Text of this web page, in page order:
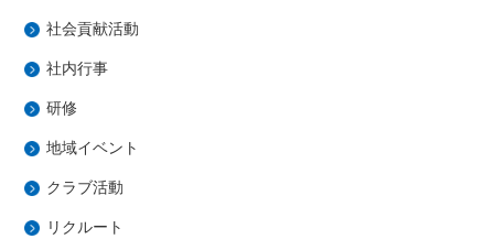
社会貢献活動
社内行事
研修
地域イベント
クラブ活動
リクルート